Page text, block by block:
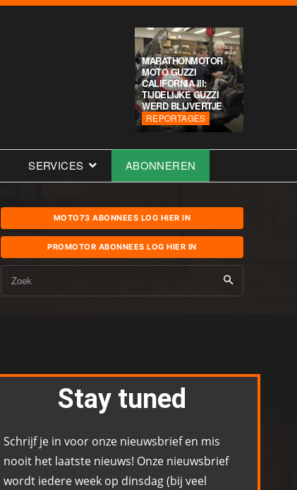
MARATHONMOTOR
MOTO GUZZI
CALIFORNIA III:
TIJDELIJKE GUZZI
WERD BLIJVERTJE
REPORTAGES
SERVICES ABONNEREN
MOTO73 ABONNEES LOG HIER IN
PROMOTOR ABONNEES LOG HIER IN
Zoek
Stay tuned
Schrijf je in voor onze nieuwsbrief en mis
nooit het laatste nieuws! Onze nieuwsbrief
wordt iedere week op dinsdag (bij veel